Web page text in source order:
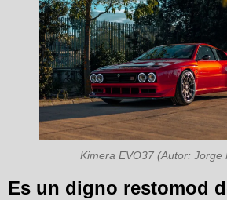
Kimera EVO37 (Autor: Jorge
Es un digno restomod